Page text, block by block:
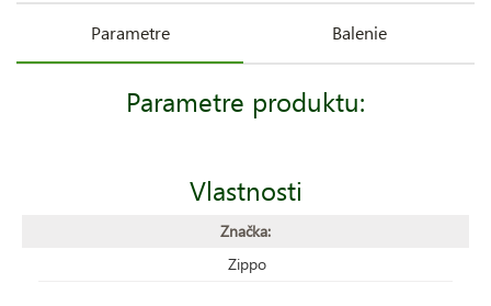
Parametre Balenie
Parametre produktu:
Vlastnosti
Značka:
Zippo